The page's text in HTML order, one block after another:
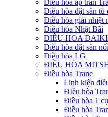
Điều hòa áp trần
Điều hòa đặt sàn tủ
Điều hòa giải nhiệt
Điều hòa Nhật Bãi
ĐIÊU HOA
Điều hòa đặt sàn
Điều hòa LG
ĐIỀU HÒA
Điều hòa Trane
Linh kiện
ĐIều hòa
Điều hòa 1
Điều hòa